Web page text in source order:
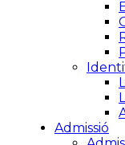
Admissió